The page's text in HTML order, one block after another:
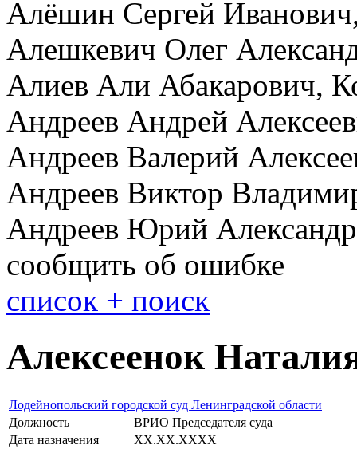
Алёшин Сергей
Алешкевич Олег
Алиев Али Абакарович,
Андреев Андрей
Андреев Валерий
Андреев Виктор
Андреев Юрий
сообщить об ошибке
cписок + поиск
Алексеенок
Лодейнопольский городской суд Ленинградской области
Должность
ВРИО Председателя суда
Дата назначения
XX.XX.XXXX